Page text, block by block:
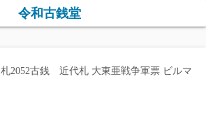
令和古銭堂
札2052古銭 近代札 大東亜戦争軍票 ビルマ